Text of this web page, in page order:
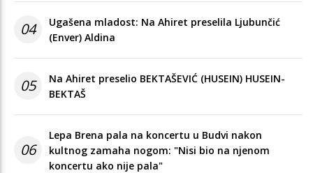
04
Ugašena mladost: Na Ahiret preselila Ljubunčić
(Enver) Aldina
05
Na Ahiret preselio BEKTAŠEVIĆ (HUSEIN) HUSEIN-
BEKTAŠ
06
Lepa Brena pala na koncertu u Budvi nakon
kultnog zamaha nogom: "Nisi bio na njenom
koncertu ako nije pala"